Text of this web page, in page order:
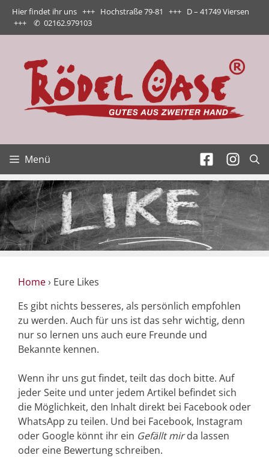
Zum
Inhalt
springen
Hier findet ihr uns +++ Hochstraße 79-81 +++ D – 41749 Viersen
+++ ✆ 02162.979103
Menü
Home› Eure Likes
Es gibt nichts besseres, als persönlich empfohlen
zu werden. Auch für uns ist das sehr wichtig, denn
nur so lernen uns auch eure Freunde und
Bekannte kennen.
Wenn ihr uns gut findet, teilt das doch bitte. Auf
jeder Seite und unter jedem Artikel befindet sich
die Möglichkeit, den Inhalt direkt bei Facebook oder
WhatsApp zu teilen. Und bei Facebook, Instagram
oder Google könnt ihr ein Gefällt mirda lassen
oder eine Bewertung schreiben.